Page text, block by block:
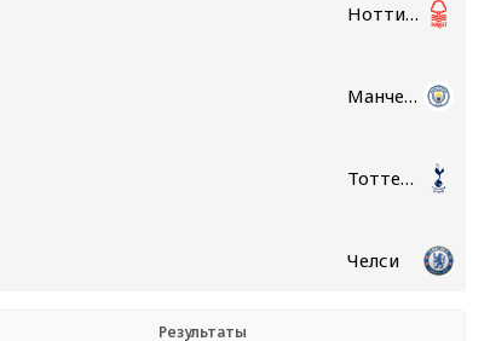
Ноттингем Форест
Манчестер Сити
Тоттенхэм
Челси
Результаты